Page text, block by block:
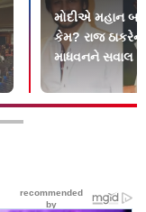
મોદીએ મહાન
કેમ? રાજ
માધવનને સવાલ